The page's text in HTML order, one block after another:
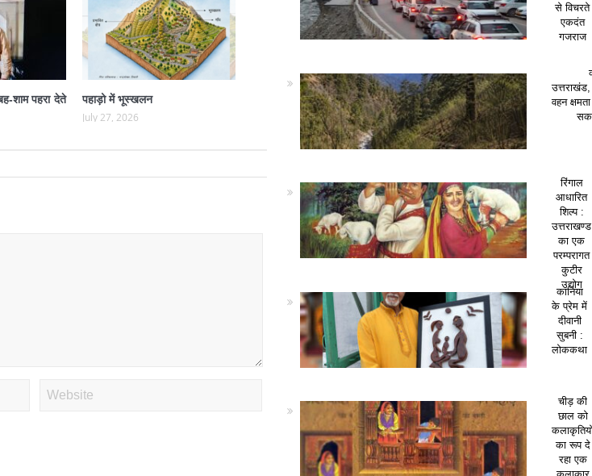
शाम पहरा देते
पहाड़ो में भूस्खलन
July 27, 2026
से विचरते
एकदंत
गजराज
उत्तराखंड,
वहन
रिंगाल
आधारित
शिल्प :
उत्तराखण्ड
का एक
परम्परागत
कुटीर
उद्योग
कानिया
के प्रेम में
दीवानी
सुबनी :
लोककथा
चीड़ की
छाल को
का रूप दे
रहा एक
कलाकार